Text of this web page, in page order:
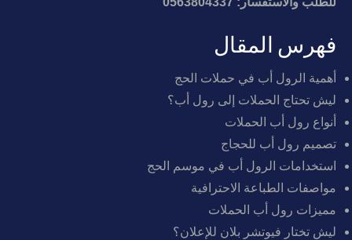
فهرس المقال
أهمية الرول أب في حملات الحج
ليش تحتاج الحملات إلى رول أب؟
أنواع رول أب الحملات
تصميم رول أب للحجاج
استخدامات الرول أب في موسم الحج
مواصفات الطباعة الاحترافية
مميزات رول أب الحملات
ليش تختار فيوتشر بلان للإعلان؟